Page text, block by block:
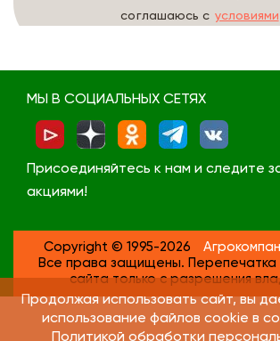
соглашаюсь с условиями
МЫ В СОЦИАЛЬНЫХ СЕТЯХ
Присоединяйтесь к нам и следите
акциями!
Copyright © 1995-2026
Все права защищены. Перепечатка
сайта только с разрешения
Продолжая использовать сайт, вы
использование файлов cookie в
Политикой обработки